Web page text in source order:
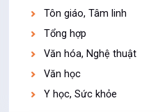
Tôn giáo, Tâm linh
Tổng hợp
Văn hóa, Nghệ thuật
Văn học
Y học, Sức khỏe